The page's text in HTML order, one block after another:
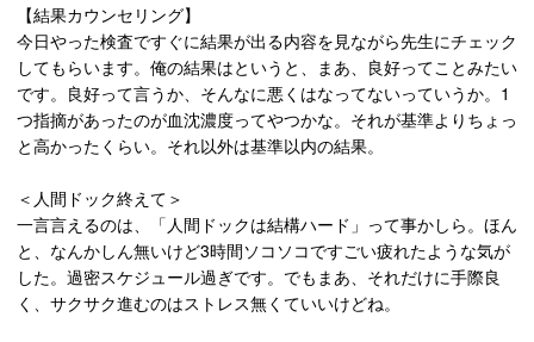
【結果カウンセリング】
今日やった検査ですぐに結果が出る内容を見ながら先生にチェック
してもらいます。俺の結果はというと、まあ、良好ってことみたい
です。良好って言うか、そんなに悪くはなってないっていうか。1
つ指摘があったのが血沈濃度ってやつかな。それが基準よりちょっ
と高かったくらい。それ以外は基準以内の結果。
＜人間ドック終えて＞
一言言えるのは、「人間ドックは結構ハード」って事かしら。ほん
と、なんかしん無いけど3時間ソコソコですごい疲れたような気が
した。過密スケジュール過ぎです。でもまあ、それだけに手際良
く、サクサク進むのはストレス無くていいけどね。